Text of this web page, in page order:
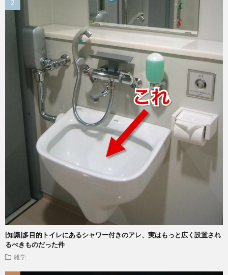
[知識]多目的トイレにあるシャワー付きのアレ、実はもっと広く設置され
るべきものだった件
雑学